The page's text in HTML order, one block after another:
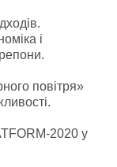
і
повітря»
2020 у